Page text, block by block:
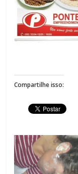
Compartilhe isso: